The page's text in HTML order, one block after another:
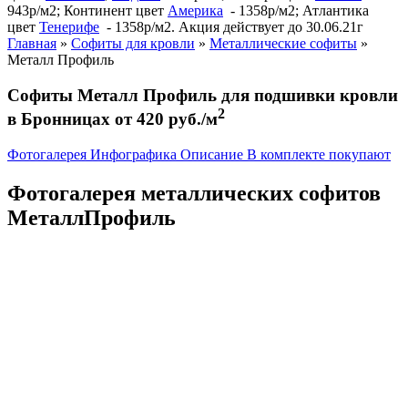
943р/м2; Континент цвет Америка - 1358р/м2; Атлантика
цвет Тенерифе - 1358р/м2. Акция действует до 30.06.21г
Главная » Софиты для кровли » Металлические софиты »
Металл Профиль
Софиты Металл Профиль для подшивки кровли
в Бронницах от 420 руб./м2
Фотогалерея Инфографика Описание В комплекте покупают
Фотогалерея металлических софитов
МеталлПрофиль